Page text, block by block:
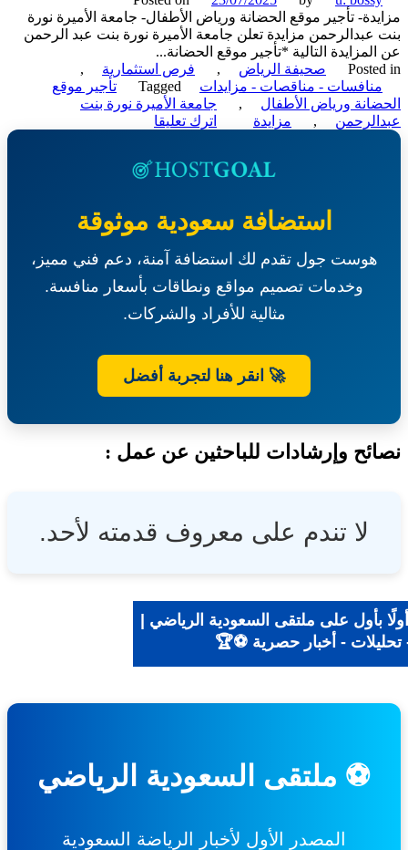
تأجير موقع الحضانة ورياض الأطفال- جامعة الأميرة نورة
مزايدة تعلن جامعة الأميرة نورة بنت عبد الرحمن
التالية *تأجير موقع الحضانة...
صحيفة الرياض , فرص استثمارية
,
- مناقصات - مزايدات
Tagged
تأجير موقع
ورياض الأطفال
,
جامعة الأميرة نورة بنت
, مزايدة اترك تعليقاon
موقع
الأطفال-
الأميرة
بنت
عبدالرحمن
استضافة سعودية موثوقة
هوست جول تقدم لك استضافة آمنة، دعم فني مميز،
وخدمات تصميم مواقع ونطاقات بأسعار منافسة.
مثالية للأفراد والشركات.
🚀 انقر هنا لتجربة أفضل
وإرشادات للباحثين عن عمل :
لا تندم على معروف قدمته لأحد.
بأول على ملتقى السعودية الرياضي |
- أخبار حصرية ⚽🏆
⚽ ملتقى السعودية الرياضي
المصدر الأول لأخبار الرياضة السعودية